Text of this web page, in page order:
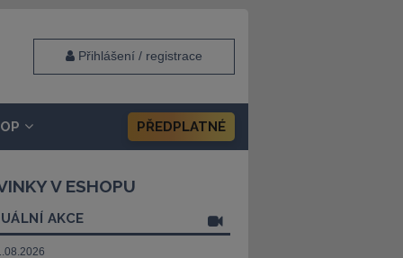
Přihlášení / registrace
PŘEDPLATNÉ
V ESHOPU
AKCE